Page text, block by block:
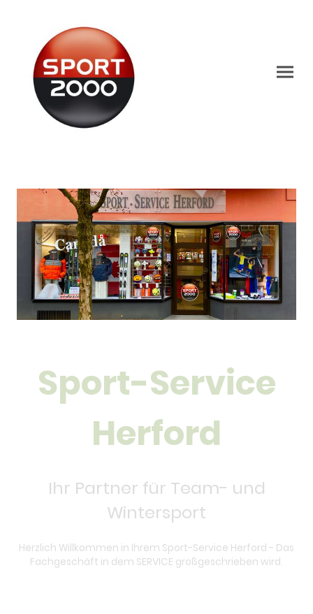
Sport-Service
Herford
Ihr Partner für Team- und
Wintersport
Herzlich Willkommen in Ihrem Sport-Service Herford - Das
Fachgeschäft in dem SERVICE großgeschrieben wird.